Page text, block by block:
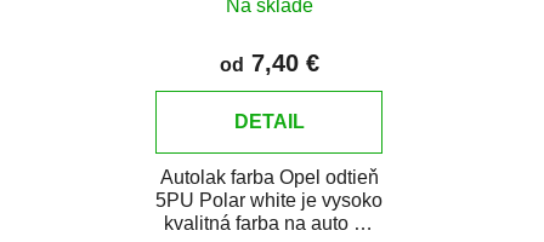
Na sklade
od 7,40 €
DETAIL
Autolak farba Opel odtieň
5PU Polar white je vysoko
kvalitná farba na auto na